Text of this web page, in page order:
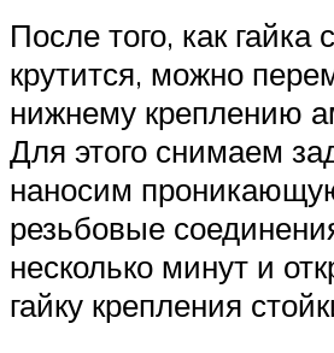
После того, как гайка
крутится, можно
нижнему креплению
Для этого снимаем
наносим
резьбовые
несколько минут и
гайку крепления